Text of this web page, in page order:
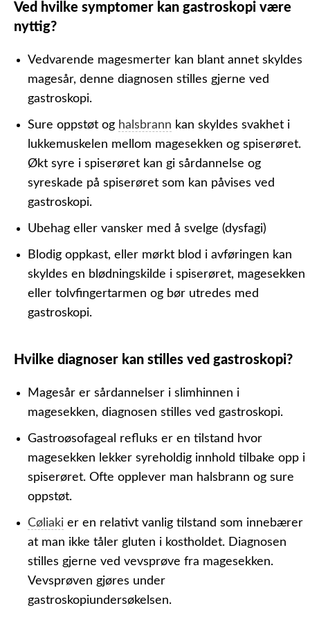
Ved hvilke symptomer kan gastroskopi være
nyttig?
Vedvarende magesmerter kan blant annet skyldes
magesår, denne diagnosen stilles gjerne ved
gastroskopi.
Sure oppstøt og halsbrann kan skyldes svakhet i
lukkemuskelen mellom magesekken og spiserøret.
Økt syre i spiserøret kan gi sårdannelse og
syreskade på spiserøret som kan påvises ved
gastroskopi.
Ubehag eller vansker med å svelge (dysfagi)
Blodig oppkast, eller mørkt blod i avføringen kan
skyldes en blødningskilde i spiserøret, magesekken
eller tolvfingertarmen og bør utredes med
gastroskopi.
Hvilke diagnoser kan stilles ved gastroskopi?
Magesår er sårdannelser i slimhinnen i
magesekken, diagnosen stilles ved gastroskopi.
Gastroøsofageal refluks er en tilstand hvor
magesekken lekker syreholdig innhold tilbake opp i
spiserøret. Ofte opplever man halsbrann og sure
oppstøt.
Cøliaki er en relativt vanlig tilstand som innebærer
at man ikke tåler gluten i kostholdet. Diagnosen
stilles gjerne ved vevsprøve fra magesekken.
Vevsprøven gjøres under
gastroskopiundersøkelsen.